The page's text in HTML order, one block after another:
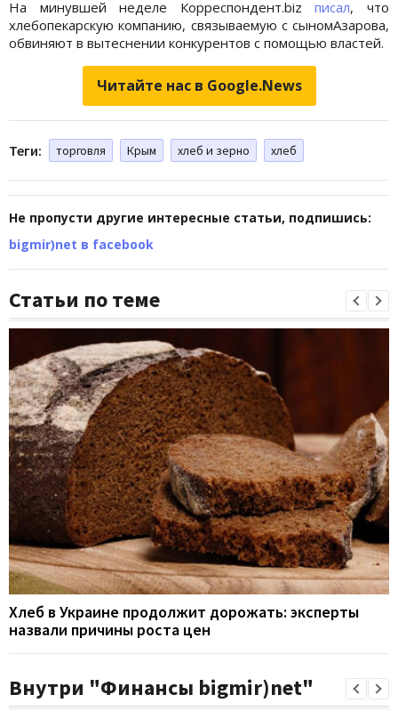
На минувшей неделе Корреспондент.bizписал, что
хлебопекарскую компанию, связываемую с сыномАзарова,
обвиняют в вытеснении конкурентов с помощью властей.
Читайте нас в Google.News
Теги: торговля Крым хлеб и зерно хлеб
Не пропусти другие интересные статьи, подпишись:
bigmir)net в facebook
Статьи по теме
Хлеб в Украине продолжит дорожать: эксперты
назвали причины роста цен
Внутри "Финансы bigmir)net"